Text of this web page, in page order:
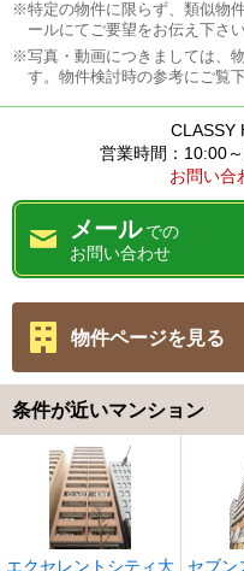
※特定の物件に限らず、類似物
ールにてご要望をお伝え下さい
※写真・動画につきましては、
す。物件検討時の参考にご覧下
CLASSY
営業時間：10:00
お問い合
メール での
お問い合わせ
物件ページを見る
条件が近いマンション
エクセレントシティ大
セブン